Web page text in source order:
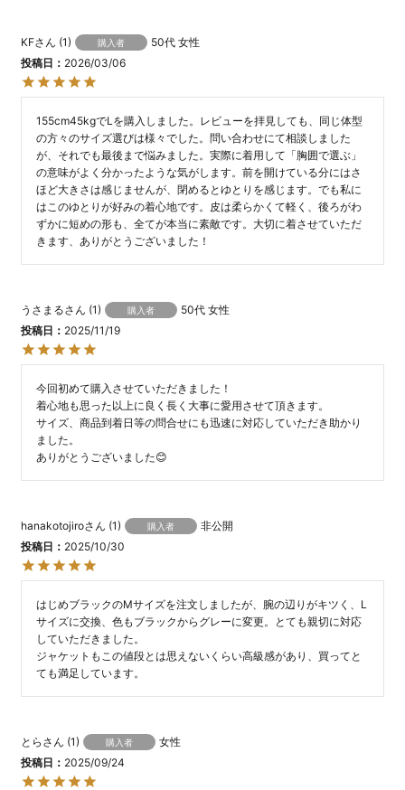
KF 1 購入者 50代 女性
投稿日
2026/03/06
155cm45kgでLを購入しました。レビューを拝見しても、同じ体型
の方々のサイズ選びは様々でした。問い合わせにて相談しました
が、それでも最後まで悩みました。実際に着用して「胸囲で選ぶ」
の意味がよく分かったような気がします。前を開けている分にはさ
ほど大きさは感じませんが、閉めるとゆとりを感じます。でも私に
はこのゆとりが好みの着心地です。皮は柔らかくて軽く、後ろがわ
ずかに短めの形も、全てが本当に素敵です。大切に着させていただ
きます、ありがとうございました！
うさまる 1 購入者 50代 女性
投稿日
2025/11/19
今回初めて購入させていただきました！
着心地も思った以上に良く長く大事に愛用させて頂きます。
サイズ、商品到着日等の問合せにも迅速に対応していただき助かり
ました。
ありがとうございました😊
hanakotojiro 1 購入者
非公開
投稿日
2025/10/30
はじめブラックのMサイズを注文しましたが、腕の辺りがキツく、L
サイズに交換、色もブラックからグレーに変更。とても親切に対応
していただきました。
ジャケットもこの値段とは思えないくらい高級感があり、買ってと
とら 1 購入者
女性
投稿日
2025/09/24